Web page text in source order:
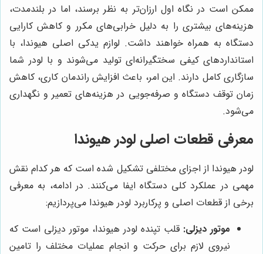
ممکن است در نگاه اول ارزان‌تر به نظر برسند، اما در بلندمدت،
هزینه‌های بیشتری را به دلیل خرابی‌های مکرر و کاهش کارایی
دستگاه به همراه خواهند داشت. لوازم یدکی اصلی هیوندا، با
استانداردهای کیفی سختگیرانه‌ای تولید می‌شوند و با لودر شما
سازگاری کامل دارند. این امر، باعث افزایش راندمان کاری، کاهش
زمان توقف دستگاه و صرفه‌جویی در هزینه‌های تعمیر و نگهداری
می‌شود.
معرفی قطعات اصلی لودر هیوندا
لودر هیوندا از اجزای مختلفی تشکیل شده است که هر کدام نقش
مهمی در عملکرد کلی دستگاه ایفا می‌کنند. در ادامه، به معرفی
برخی از قطعات اصلی و پرکاربرد لودر هیوندا می‌پردازیم:
موتور دیزلی: قلب تپنده لودر هیوندا، موتور دیزلی است که
نیروی لازم برای حرکت و انجام عملیات مختلف را تامین